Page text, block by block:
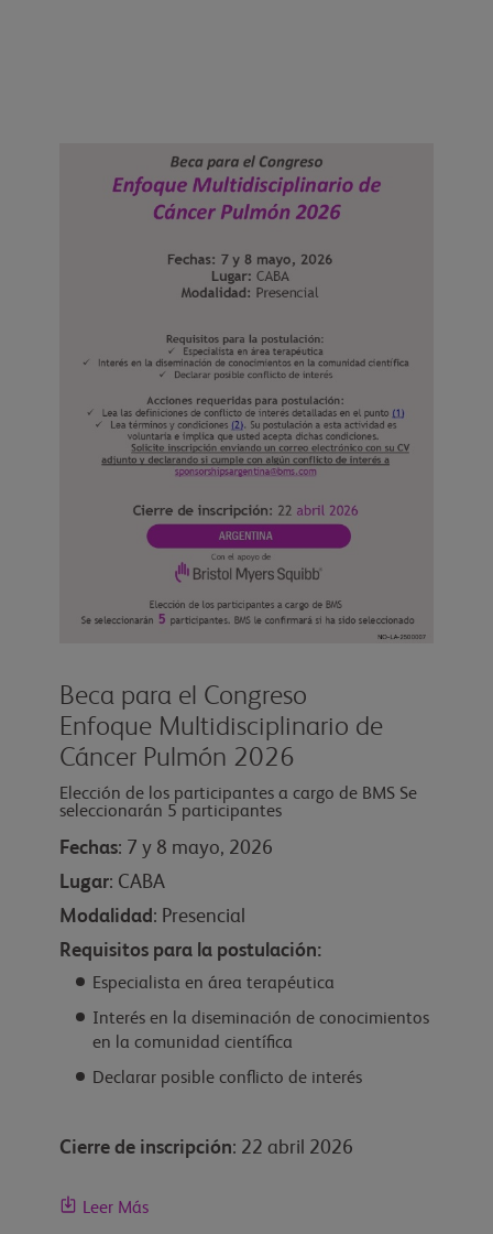
Beca para el Congreso
Enfoque Multidisciplinario de
Cáncer Pulmón 2026
Elección de los participantes a cargo de BMS Se
seleccionarán 5 participantes
Fechas: 7 y 8 mayo, 2026
Lugar: CABA
Modalidad : Presencial
Requisitos para la postulación:
Especialista en área terapéutica
Interés en la diseminación de conocimientos
en la comunidad científica
Declarar posible conflicto de interés
Cierre de inscripción: 22 abril 2026
Leer Más